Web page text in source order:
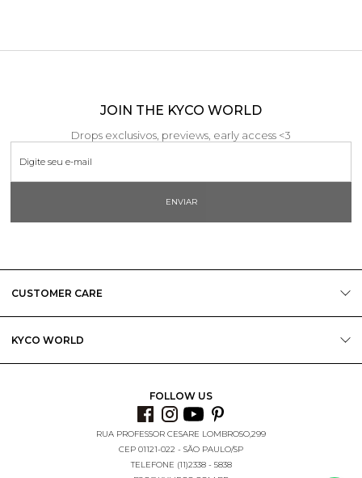
JOIN THE KYCO WORLD
Drops exclusivos, previews, early access <3
ENVIAR
CUSTOMER CARE
KYCO WORLD
RUA PROFESSOR CESARE LOMBROSO,299
CEP 01121-022 - SÃO PAULO/SP
TELEFONE (11)2338 - 5838
FOLLOW US